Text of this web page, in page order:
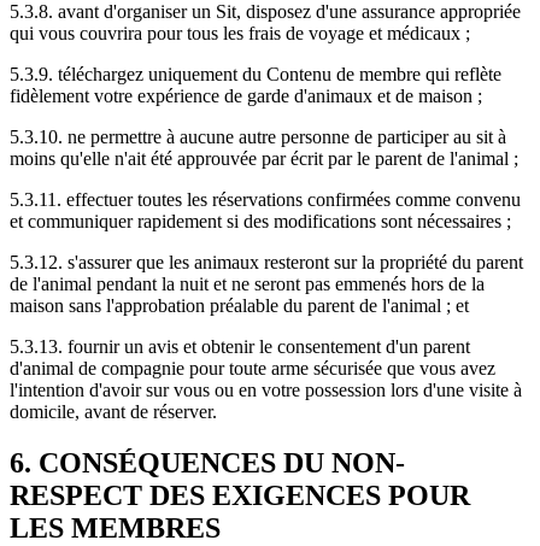
5.3.8. avant d'organiser un Sit, disposez d'une assurance appropriée
qui vous couvrira pour tous les frais de voyage et médicaux ;
5.3.9. téléchargez uniquement du Contenu de membre qui reflète
fidèlement votre expérience de garde d'animaux et de maison ;
5.3.10. ne permettre à aucune autre personne de participer au sit à
moins qu'elle n'ait été approuvée par écrit par le parent de l'animal ;
5.3.11. effectuer toutes les réservations confirmées comme convenu
et communiquer rapidement si des modifications sont nécessaires ;
5.3.12. s'assurer que les animaux resteront sur la propriété du parent
de l'animal pendant la nuit et ne seront pas emmenés hors de la
maison sans l'approbation préalable du parent de l'animal ; et
5.3.13. fournir un avis et obtenir le consentement d'un parent
d'animal de compagnie pour toute arme sécurisée que vous avez
l'intention d'avoir sur vous ou en votre possession lors d'une visite à
domicile, avant de réserver.
6. CONSÉQUENCES DU NON-
RESPECT DES EXIGENCES POUR
LES MEMBRES